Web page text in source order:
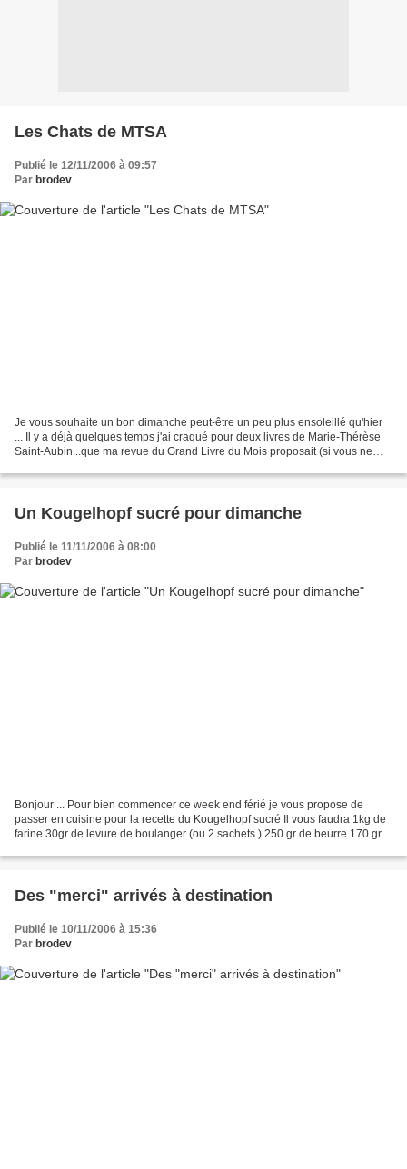
Les Chats de MTSA
Publié le 12/11/2006 à 09:57
Par brodev
Je vous souhaite un bon dimanche peut-être un peu plus ensoleillé qu'hier
... Il y a déjà quelques temps j'ai craqué pour deux livres de Marie-Thérèse
Saint-Aubin...que ma revue du Grand Livre du Mois proposait (si vous ne
Un Kougelhopf sucré pour dimanche
Publié le 11/11/2006 à 08:00
Par brodev
Bonjour ... Pour bien commencer ce week end férié je vous propose de
passer en cuisine pour la recette du Kougelhopf sucré Il vous faudra 1kg de
farine 30gr de levure de boulanger (ou 2 sachets ) 250 gr de beurre 170 gr
Des "merci" arrivés à destination
Publié le 10/11/2006 à 15:36
Par brodev